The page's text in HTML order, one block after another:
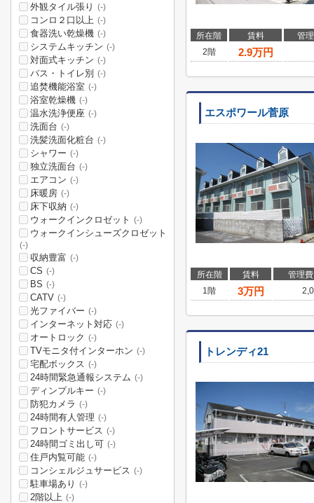
所在階 賃料
管
2階
2.9万円
エスポワール菅原
所在階 賃料
管理
1階
3万円
トレンディ21
外観タイル張り (-)
コンロ２口以上 (-)
食器洗い乾燥機 (-)
システムキッチン (-)
対面式キッチン (-)
バス・トイレ別 (-)
追焚機能浴室 (-)
浴室乾燥機 (-)
温水洗浄便座 (-)
洗面台 (-)
洗髪洗面化粧台 (-)
シャワー (-)
独立洗面台 (-)
エアコン (-)
床暖房 (-)
床下収納 (-)
ウォークインクロゼット (-)
ウォークインシューズクロゼット
(-)
収納豊富 (-)
CS (-)
BS (-)
CATV (-)
光ファイバー (-)
インターネット対応 (-)
オートロック (-)
TVモニタ付インターホン (-)
宅配ボックス (-)
24時間緊急通報システム (-)
ディンプルキー (-)
防犯カメラ (-)
24時間有人管理 (-)
フロントサービス (-)
24時間ゴミ出し可 (-)
住戸内覧可能 (-)
コンシェルジュサービス (-)
駐車場あり (-)
2階以上 (-)